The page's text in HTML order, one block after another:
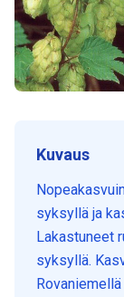
Kuvaus
syksyllä ja
Lakastuneet
syksyllä.